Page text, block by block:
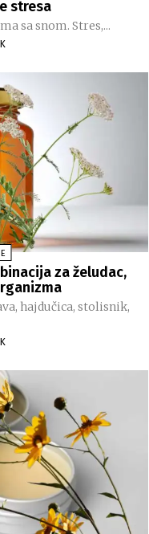
stresa
sa snom. Stres,...
za želudac,
hajdučica, stolisnik,